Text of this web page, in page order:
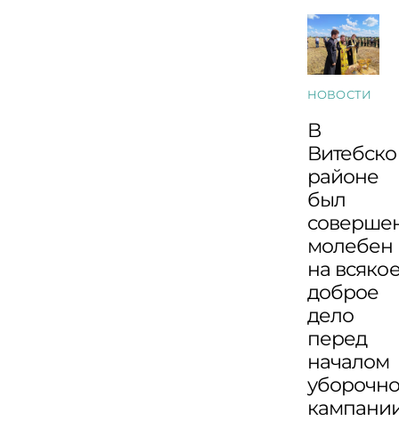
НОВОСТИ
В
районе
был
молебен
на
доброе
дело
перед
началом